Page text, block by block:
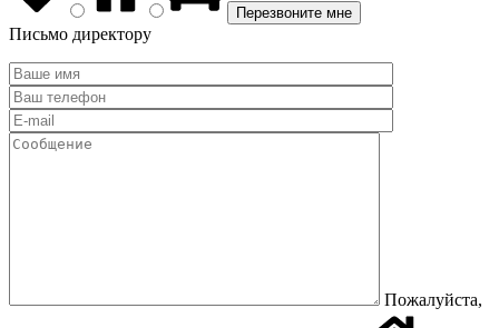
Письмо директору
Пожалуйста,